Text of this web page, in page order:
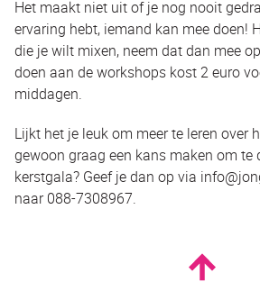
Het maakt niet uit of je nog nooit
ervaring hebt, iemand kan mee doen!
die je wilt mixen, neem dat dan mee
doen aan de workshops kost 2 euro
middagen.
Lijkt het je leuk om meer te leren over
gewoon graag een kans maken om te
kerstgala? Geef je dan op via
naar 088-7308967.